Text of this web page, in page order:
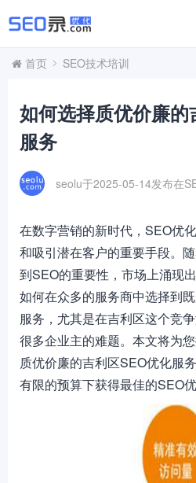
首页 SEO技术培训
如何选择质优价廉
服务
seolu于2025-05-14发布在
在数字营销的新时代，SEO优
和吸引潜在客户的重要手段。
到SEO的重要性，市场上涌现
如何在众多的服务商中选择到
服务，尤其是在吉利区这个竞
很多企业主的难题。本文将为
质优价廉的吉利区SEO优化服
有限的预算下获得最佳的SEO优